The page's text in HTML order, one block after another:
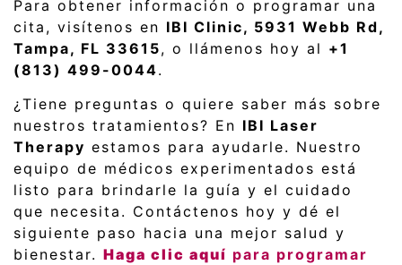
Para obtener información o programar una
cita, visítenos en IBI Clinic, 5931 Webb Rd,
Tampa, FL 33615, o llámenos hoy al +1
(813) 499-0044.
¿Tiene preguntas o quiere saber más sobre
nuestros tratamientos? En IBI Laser
Therapy estamos para ayudarle. Nuestro
equipo de médicos experimentados está
listo para brindarle la guía y el cuidado
que necesita. Contáctenos hoy y dé el
siguiente paso hacia una mejor salud y
bienestar. Haga clic aquí para programar